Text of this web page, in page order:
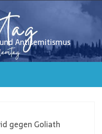
Antisemitismus
gegen Goliath